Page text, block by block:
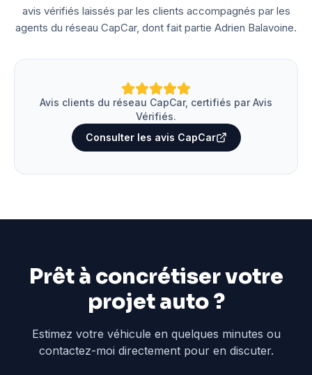
avis vérifiés laissés par les clients accompagnés par les
agents du réseau CapCar, dont fait partie Adrien Balavoine.
Avis clients du réseau CapCar, certifiés par Avis
Vérifiés.
Consulter les avis CapCar
Prêt à concrétiser votre
projet auto ?
Estimez votre véhicule en quelques minutes ou
contactez-moi directement pour en discuter.